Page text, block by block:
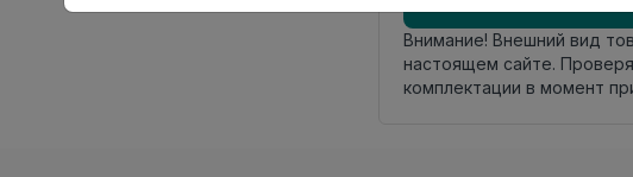
Внимание! Внешний вид
настоящем сайте.
комплектации в момент